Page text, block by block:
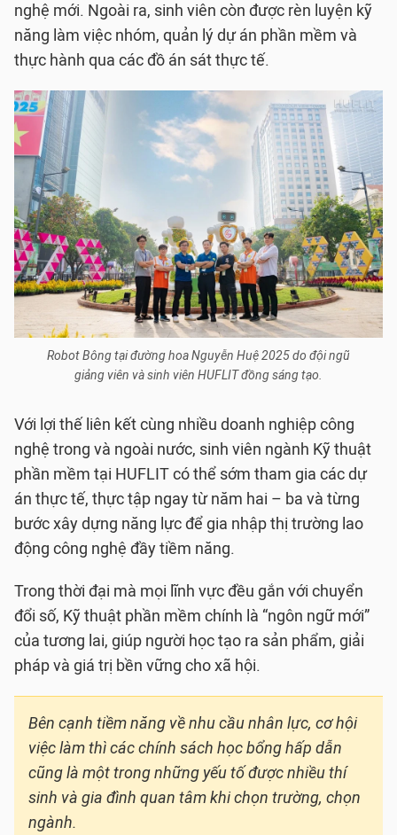
nghệ mới. Ngoài ra, sinh viên còn được rèn luyện kỹ
năng làm việc nhóm, quản lý dự án phần mềm và
thực hành qua các đồ án sát thực tế.
Robot Bông tại đường hoa Nguyễn Huệ 2025 do đội ngũ
giảng viên và sinh viên HUFLIT đồng sáng tạo.
Với lợi thế liên kết cùng nhiều doanh nghiệp công
nghệ trong và ngoài nước, sinh viên ngành Kỹ thuật
phần mềm tại HUFLIT có thể sớm tham gia các dự
án thực tế, thực tập ngay từ năm hai – ba và từng
bước xây dựng năng lực để gia nhập thị trường lao
động công nghệ đầy tiềm năng.
Trong thời đại mà mọi lĩnh vực đều gắn với chuyển
đổi số, Kỹ thuật phần mềm chính là “ngôn ngữ mới”
của tương lai, giúp người học tạo ra sản phẩm, giải
pháp và giá trị bền vững cho xã hội.
Bên cạnh tiềm năng về nhu cầu nhân lực, cơ hội
việc làm thì các chính sách học bổng hấp dẫn
cũng là một trong những yếu tố được nhiều thí
sinh và gia đình quan tâm khi chọn trường, chọn
ngành.